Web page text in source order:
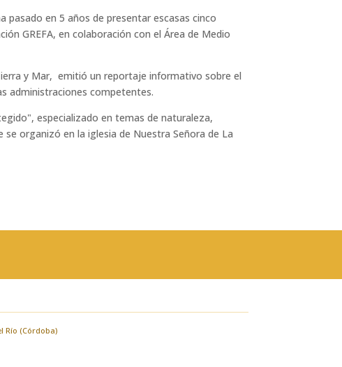
pasado en 5 años de presentar escasas cinco
GREFA, en colaboración con el Área de Medio
y Mar, emitió un reportaje informativo sobre el
administraciones competentes.
especializado en temas de naturaleza,
organizó en la iglesia de Nuestra Señora de La
Río (Córdoba)